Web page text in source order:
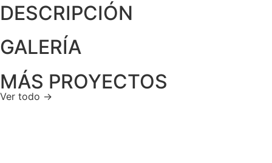
DESCRIPCIÓN
GALERÍA
MÁS PROYECTOS
Ver todo →